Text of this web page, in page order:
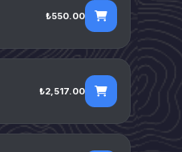
₺550.00
₺2,517.00